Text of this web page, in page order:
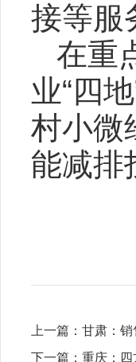
接等服
在重
业“四
村小微
能减排
上一篇： 甘肃：销
下一篇： 重庆：四